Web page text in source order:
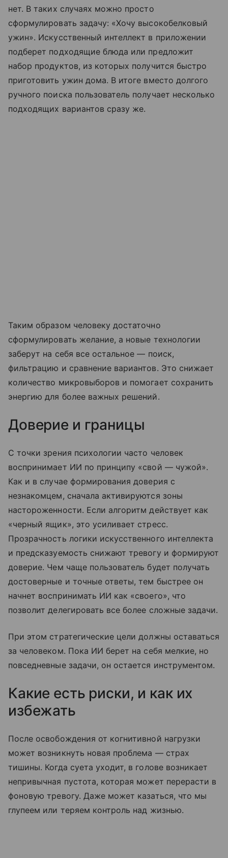
нет. В таких случаях можно просто
сформулировать задачу: «Хочу высокобелковый
ужин». Искусственный интеллект в приложении
подберет подходящие блюда или предложит
набор продуктов, из которых получится быстро
приготовить ужин дома. В итоге вместо долгого
ручного поиска пользователь получает несколько
подходящих вариантов сразу же.
Таким образом человеку достаточно
сформулировать желание, а новые технологии
заберут на себя все остальное — поиск,
фильтрацию и сравнение вариантов. Это снижает
количество микровыборов и помогает сохранить
энергию для более важных решений.
Доверие и границы
С точки зрения психологии часто человек
воспринимает ИИ по принципу «свой — чужой».
Как и в случае формирования доверия с
незнакомцем, сначала активируются зоны
настороженности. Если алгоритм действует как
«черный ящик», это усиливает стресс.
Прозрачность логики искусственного интеллекта
и предсказуемость снижают тревогу и формируют
доверие. Чем чаще пользователь будет получать
достоверные и точные ответы, тем быстрее он
начнет воспринимать ИИ как «своего», что
позволит делегировать все более сложные задачи.
При этом стратегические цели должны оставаться
за человеком. Пока ИИ берет на себя мелкие, но
повседневные задачи, он остается инструментом.
Какие есть риски, и как их
избежать
После освобождения от когнитивной нагрузки
может возникнуть новая проблема — страх
тишины. Когда суета уходит, в голове возникает
непривычная пустота, которая может перерасти в
фоновую тревогу. Даже может казаться, что мы
глупеем или теряем контроль над жизнью.